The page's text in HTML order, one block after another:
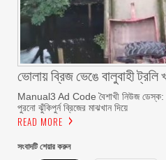
ভোলায় ব্রিজ ভেঙে বালুবাহী
Manual3 Ad Code বৈশাখী নিউজ ডেস্ক:
পুরনো ঝুঁকিপুর্ন ব্রিজের মাঝখান দিয়ে
READ MORE
সংবাদটি শেয়ার করুন